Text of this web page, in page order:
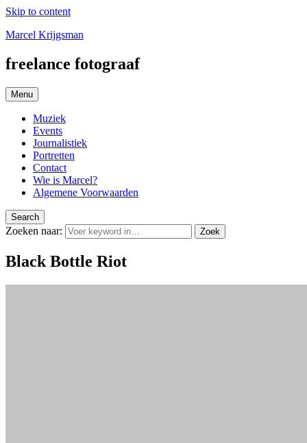
Skip to content
Marcel Krijgsman
freelance fotograaf
Menu
Muziek
Events
Journalistiek
Portretten
Contact
Wie is Marcel?
Algemene Voorwaarden
Search
Zoeken naar: Zoek
Black Bottle Riot